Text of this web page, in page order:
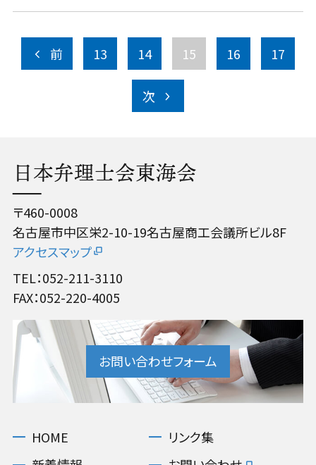
前 13 14 15 16 17
次
日本弁理士会東海会
〒460-0008
名古屋市中区栄2-10-19名古屋商工会議所ビル8F
アクセスマップ
TEL：052-211-3110
FAX：052-220-4005
お問い合わせフォーム
HOME
リンク集